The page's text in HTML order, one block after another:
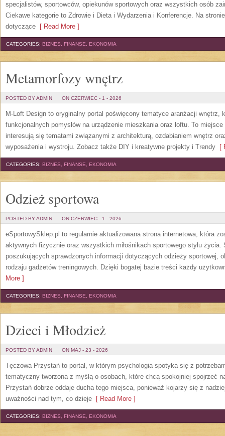
specjalistów, sportowców, opiekunów sportowych oraz wszystkich osób
Ciekawe kategorie to Zdrowie i Dieta i Wydarzenia i Konferencje. Na
dotyczące [ Read More ]
CATEGORIES: BIZNES, FINANSE, EKONOMIA
Metamorfozy wnętrz
POSTED BY ADMIN ON CZERWIEC - 1 - 2026
M-Loft Design to oryginalny portal poświęcony tematyce aranżacji wnętrz,
funkcjonalnych pomysłów na urządzenie mieszkania oraz loftu. To
interesują się tematami związanymi z architekturą, ozdabianiem wnętrz
wyposażenia i wystroju. Zobacz także DIY i kreatywne projekty i Trendy [
CATEGORIES: BIZNES, FINANSE, EKONOMIA
Odzież sportowa
POSTED BY ADMIN ON CZERWIEC - 1 - 2026
eSportowySklep.pl to regularnie aktualizowana strona internetowa, która
aktywnych fizycznie oraz wszystkich miłośnikach sportowego stylu życia.
poszukujących sprawdzonych informacji dotyczących odzieży sportowej,
rodzaju gadżetów treningowych. Dzięki bogatej bazie treści każdy
More ]
CATEGORIES: BIZNES, FINANSE, EKONOMIA
Dzieci i Młodzież
POSTED BY ADMIN ON MAJ - 23 - 2026
Tęczowa Przystań to portal, w którym psychologia spotyka się z
tematyczny tworzona z myślą o osobach, które chcą spokojniej spojrzeć
Przystań dobrze oddaje ducha tego miejsca, ponieważ kojarzy się z
uważności nad tym, co dzieje [ Read More ]
CATEGORIES: BIZNES, FINANSE, EKONOMIA